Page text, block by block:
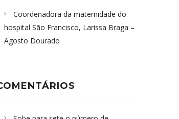
Coordenadora da maternidade do
hospital São Francisco, Larissa Braga –
Agosto Dourado